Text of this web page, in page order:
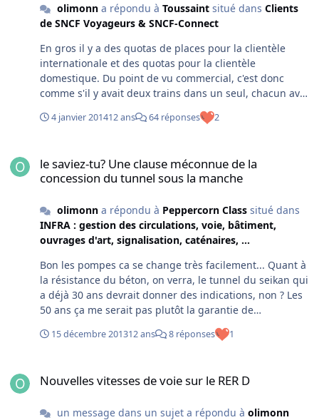
olimonna répondu à Toussaintsitué dans Clients
de SNCF Voyageurs & SNCF-Connect
En gros il y a des quotas de places pour la clientèle
internationale et des quotas pour la clientèle
domestique. Du point de vu commercial, c'est donc
comme s'il y avait deux trains dans un seul, chacun avec
internationale est très limité. En dehors de quelques
week end tout le monde roule en plein tarif. Côté
domestique à partir de bellegarde c'est du YM sauce
reduction qui sappliquent. Ça n'a donc rien à voir et il
est possible de trouver des piccolos au départ de
Genève alors que les Prems depuis Bellegarde sont déjà
épuisés. Ou en pointe par exemple il est possible de
trouver le train affichant complet depuis Bellegarde et
trouver des places depuis Genève. Il faut vraiment voir
ça comme deux trains différents, un peu comme un TGV
accouplé à un iDTGV...
4 janvier 201412 ans 64 réponses 2
le saviez-tu? Une clause méconnue de la
concession du tunnel sous la manche
olimonna répondu à Peppercorn Classsitué dans
INFRA : gestion des circulations, voie, bâtiment,
ouvrages d'art, signalisation, caténaires, ...
Bon les pompes ca se change très facilement... Quant à
la résistance du béton, on verra, le tunnel du seikan qui
a déjà 30 ans devrait donner des indications, non ? Les
50 ans ça me serait pas plutôt la garantie de
construction ou la base de calcul du design. C'est une
pratique normale dans le bâtiment et l'industrie, après
15 décembre 201312 ans 8 réponses 1
Nouvelles vitesses de voie sur le RER D
un message dans un sujet a répondu à olimonn